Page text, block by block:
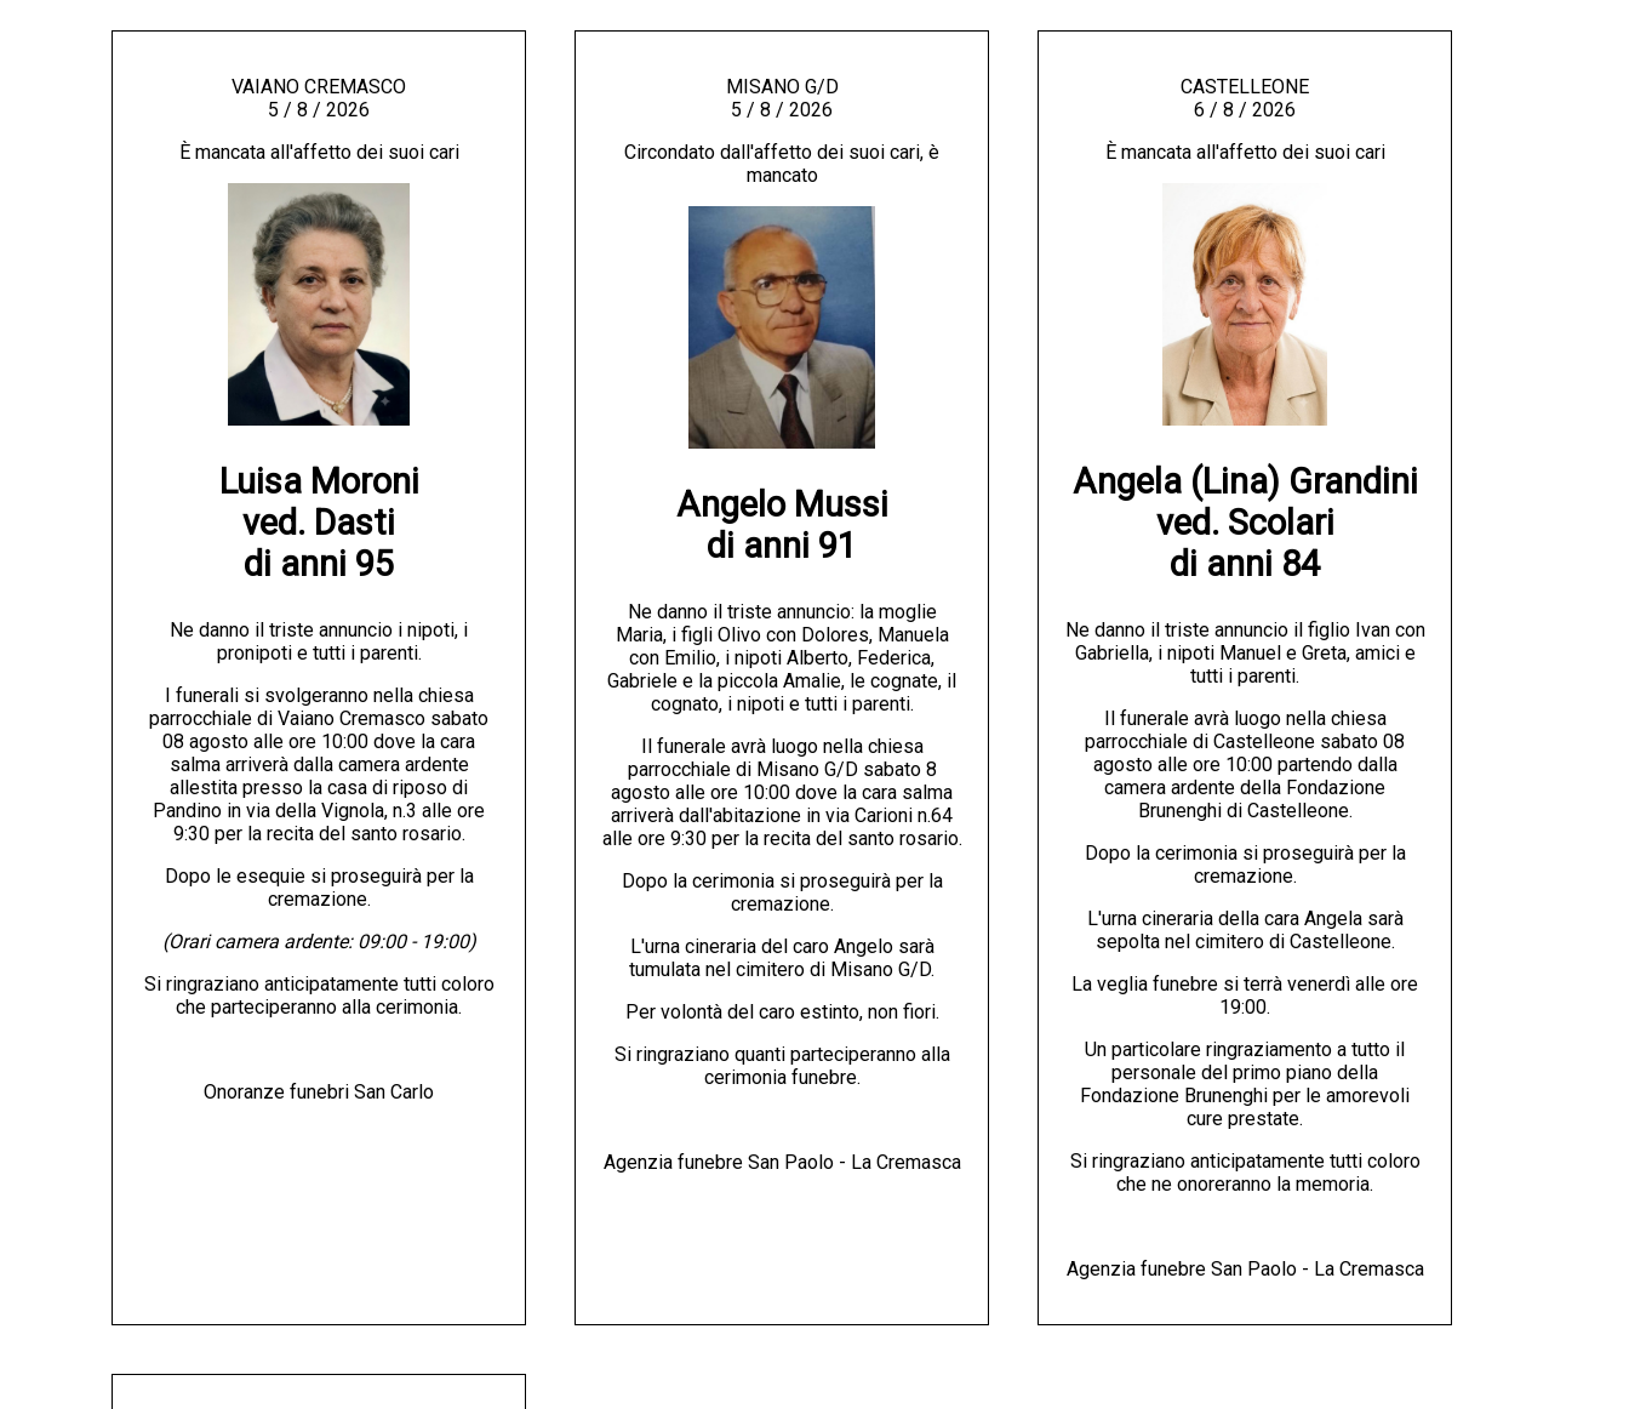
VAIANO CREMASCO
5 / 8 / 2026
È mancata all'affetto dei suoi cari
Luisa Moroni
ved. Dasti
di anni 95
Ne danno il triste annuncio i nipoti, i
pronipoti e tutti i parenti.
I funerali si svolgeranno nella chiesa
parrocchiale di Vaiano Cremasco sabato
08 agosto alle ore 10:00 dove la cara
salma arriverà dalla camera ardente
allestita presso la casa di riposo di
Pandino in via della Vignola, n.3 alle ore
9:30 per la recita del santo rosario.
Dopo le esequie si proseguirà per la
cremazione.
(Orari camera ardente: 09:00 - 19:00)
Si ringraziano anticipatamente tutti coloro
che parteciperanno alla cerimonia.
Onoranze funebri San Carlo
MISANO G/D
5 / 8 / 2026
Circondato dall'affetto dei suoi cari, è
mancato
Angelo Mussi
di anni 91
Ne danno il triste annuncio: la moglie
Maria, i figli Olivo con Dolores, Manuela
con Emilio, i nipoti Alberto, Federica,
Gabriele e la piccola Amalie, le cognate, il
cognato, i nipoti e tutti i parenti.
Il funerale avrà luogo nella chiesa
parrocchiale di Misano G/D sabato 8
agosto alle ore 10:00 dove la cara salma
arriverà dall'abitazione in via Carioni n.64
alle ore 9:30 per la recita del santo rosario.
Dopo la cerimonia si proseguirà per la
cremazione.
L'urna cineraria del caro Angelo sarà
tumulata nel cimitero di Misano G/D.
Per volontà del caro estinto, non fiori.
Si ringraziano quanti parteciperanno alla
cerimonia funebre.
Agenzia funebre San Paolo - La Cremasca
CASTELLEONE
6 / 8 / 2026
È mancata all'affetto dei suoi cari
Angela (Lina) Grandini
ved. Scolari
di anni 84
Ne danno il triste annuncio il figlio Ivan con
Gabriella, i nipoti Manuel e Greta, amici e
tutti i parenti.
Il funerale avrà luogo nella chiesa
parrocchiale di Castelleone sabato 08
agosto alle ore 10:00 partendo dalla
camera ardente della Fondazione
Brunenghi di Castelleone.
Dopo la cerimonia si proseguirà per la
cremazione.
L'urna cineraria della cara Angela sarà
sepolta nel cimitero di Castelleone.
La veglia funebre si terrà venerdì alle ore
19:00.
Un particolare ringraziamento a tutto il
personale del primo piano della
Fondazione Brunenghi per le amorevoli
cure prestate.
Si ringraziano anticipatamente tutti coloro
che ne onoreranno la memoria.
Agenzia funebre San Paolo - La Cremasca